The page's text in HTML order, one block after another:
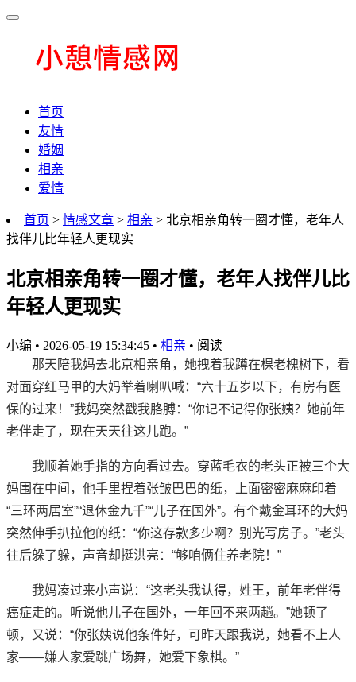
首页
友情
婚姻
相亲
爱情
首页 > 情感文章 > 相亲 > 北京相亲角转一圈才懂，老年人
找伴儿比年轻人更现实
北京相亲角转一圈才懂，老年人找伴儿比
年轻人更现实
小编 • 2026-05-19 15:34:45 • 相亲 • 阅读
那天陪我妈去北京相亲角，她拽着我蹲在棵老槐树下，看
对面穿红马甲的大妈举着喇叭喊：“六十五岁以下，有房有医
保的过来！”我妈突然戳我胳膊：“你记不记得你张姨？她前年
老伴走了，现在天天往这儿跑。”
我顺着她手指的方向看过去。穿蓝毛衣的老头正被三个大
妈围在中间，他手里捏着张皱巴巴的纸，上面密密麻麻印着
“三环两居室”“退休金九千”“儿子在国外”。有个戴金耳环的大妈
突然伸手扒拉他的纸：“你这存款多少啊？别光写房子。”老头
往后躲了躲，声音却挺洪亮：“够咱俩住养老院！”
我妈凑过来小声说：“这老头我认得，姓王，前年老伴得
癌症走的。听说他儿子在国外，一年回不来两趟。”她顿了
顿，又说：“你张姨说他条件好，可昨天跟我说，她看不上人
家——嫌人家爱跳广场舞，她爱下象棋。”